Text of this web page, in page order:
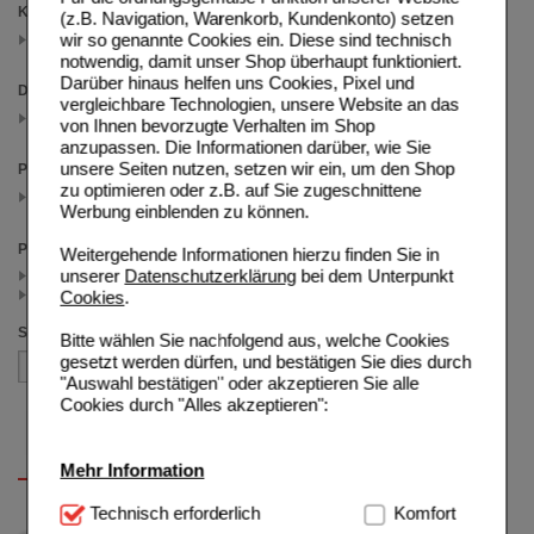
(z.B. Navigation, Warenkorb, Kundenkonto) setzen
wir so genannte Cookies ein. Diese sind technisch
notwendig, damit unser Shop überhaupt funktioniert.
Darüber hinaus helfen uns Cookies, Pixel und
vergleichbare Technologien, unsere Website an das
von Ihnen bevorzugte Verhalten im Shop
anzupassen. Die Informationen darüber, wie Sie
unsere Seiten nutzen, setzen wir ein, um den Shop
zu optimieren oder z.B. auf Sie zugeschnittene
Werbung einblenden zu können.
Weitergehende Informationen hierzu finden Sie in
unserer Datenschutzerklärungbei dem Unterpunkt
Cookies.
Bitte wählen Sie nachfolgend aus, welche Cookies
gesetzt werden dürfen, und bestätigen Sie dies durch
"Auswahl bestätigen" oder akzeptieren Sie alle
Cookies durch "Alles akzeptieren":
Mehr Information
Technisch Notwendig:Hierbei handelt es sich um
Technisch erforderlich Komfort
Kategorien
Wind & Wetter
(auswahl entfernen)
Darreichungsform
Lösung
(auswahl entfernen)
Packungsgröße
10 ml
(auswahl entfernen)
Preis
< 3.50 (2)
>= 3.50 (2)
Sortieren nach